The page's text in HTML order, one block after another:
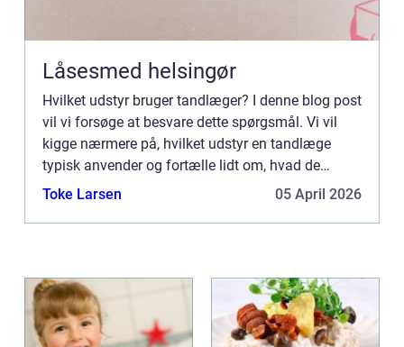
Låsesmed helsingør
Hvilket udstyr bruger tandlæger? I denne blog post
vil vi forsøge at besvare dette spørgsmål. Vi vil
kigge nærmere på, hvilket udstyr en tandlæge
typisk anvender og fortælle lidt om, hvad de
forskellige lyde betyder. Vi vil også give et overblik
Toke Larsen 05 April 2026